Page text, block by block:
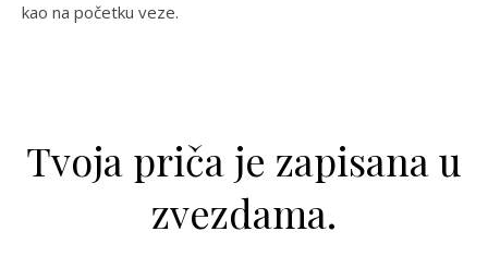
kao na početku veze.
Tvoja priča je zapisana u
zvezdama.